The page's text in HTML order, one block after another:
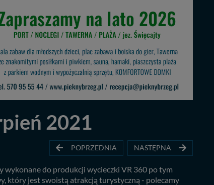
2021
POPRZEDNIA NASTĘPNA
wykonane do produkcji wycieczki VR 360 po tym
który jest swoistą atrakcją turystyczną - polecamy